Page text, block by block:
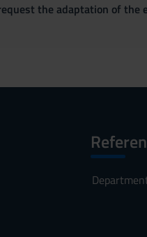
the adaptation of the